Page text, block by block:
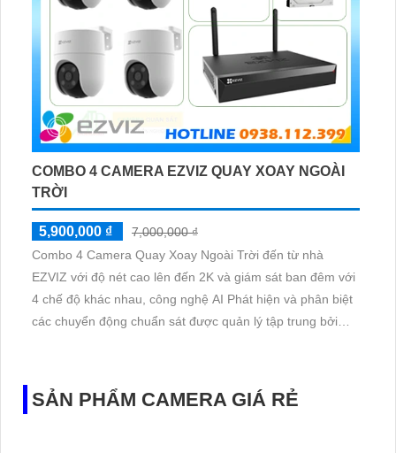
COMBO 4 CAMERA EZVIZ QUAY XOAY NGOÀI
TRỜI
5,900,000 ₫
7,000,000 ₫
Combo 4 Camera Quay Xoay Ngoài Trời đến từ nhà
EZVIZ với độ nét cao lên đến 2K và giám sát ban đêm với
4 chế độ khác nhau, công nghệ AI Phát hiện và phân biệt
các chuyển động chuẩn sát được quản lý tập trung bởi
SẢN PHẨM CAMERA GIÁ RẺ